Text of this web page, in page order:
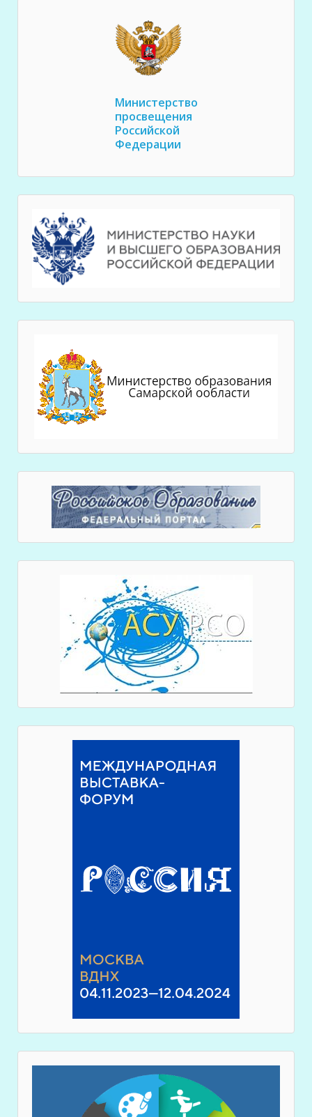
Министерство
просвещения
Российской
Федерации